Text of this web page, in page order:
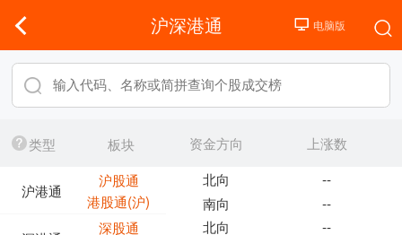
沪深港通
类型 板块
沪港通
沪股通
港股通(沪)
深股通
资金方向
上涨数
北向
--
南向
--
北向
--